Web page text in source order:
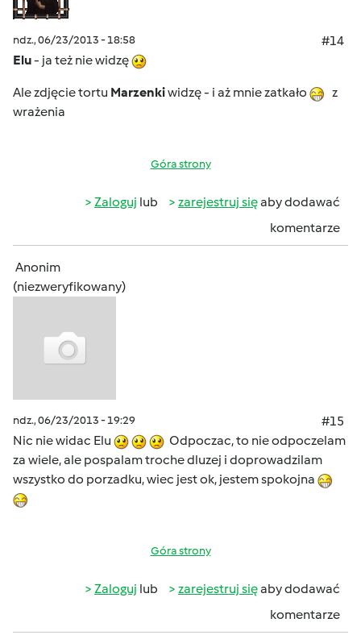
ndz., 06/23/2013 - 18:58
#14
Elu- ja też nie widzę
Ale zdjęcie tortu Marzenkiwidzę - i aż mnie zatkało
z
wrażenia
Góra strony
Zaloguj lub zarejestruj sięaby dodawać
komentarze
Anonim
(niezweryfikowany)
ndz., 06/23/2013 - 19:29
#15
Nic nie widac Elu
Odpoczac, to nie odpoczelam
za wiele, ale pospalam troche dluzej i doprowadzilam
wszystko do porzadku, wiec jest ok, jestem spokojna
Góra strony
Zaloguj lub zarejestruj sięaby dodawać
komentarze